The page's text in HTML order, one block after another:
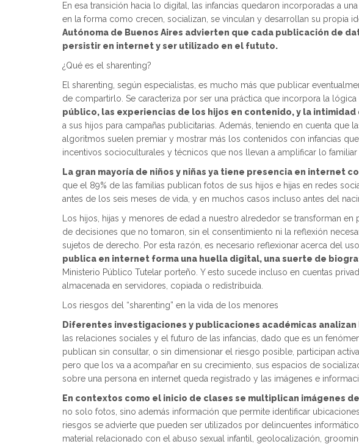
En esa transición hacia lo digital, las infancias quedaron incorporadas a
en la forma como crecen, socializan, se vinculan y desarrollan su propia
Autónoma de Buenos Aires advierten que cada publicación de
persistir en internet y ser utilizado en el fututo.
¿Qué es el sharenting?
El sharenting, según especialistas, es mucho más que publicar
de compartirlo. Se caracteriza por ser una práctica que incorpora la
público, las experiencias de los hijos en contenido, y la intimidad
a sus hijos para campañas publicitarias. Además, teniendo en cuenta
algoritmos suelen premiar y mostrar más los contenidos con infancias
incentivos socioculturales y técnicos que nos llevan a amplificar lo
La gran mayoría de niños y niñas ya tiene presencia en internet
que el 89% de las familias publican fotos de sus hijos e hijas en redes
antes de los seis meses de vida, y en muchos casos incluso antes del
Los hijos, hijas y menores de edad a nuestro alrededor se transforman
de decisiones que no tomaron, sin el consentimiento ni la reflexión
sujetos de derecho. Por esta razón, es necesario reflexionar acerca del
publica en internet forma una huella digital, una suerte de
Ministerio Público Tutelar porteño. Y esto sucede incluso en cuentas
almacenada en servidores, copiada o redistribuida.
Los riesgos del “sharenting” en la vida de los menores
Diferentes investigaciones y publicaciones académicas
las relaciones sociales y el futuro de las infancias, dado que es un
publican sin consultar, o sin dimensionar el riesgo posible, participan
pero que los va a acompañar en su crecimiento, sus espacios de
sobre una persona en internet queda registrado y las imágenes e
En contextos como el inicio de clases se multiplican imágenes
no solo fotos, sino además información que permite identificar
riesgos se advierte que pueden ser utilizados por delincuentes
material relacionado con el abuso sexual infantil, geolocalización,